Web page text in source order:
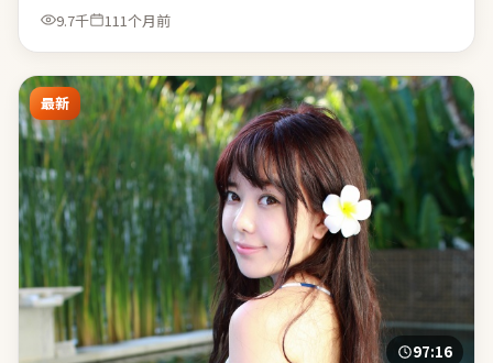
9.7千
111个月前
最新
97:16